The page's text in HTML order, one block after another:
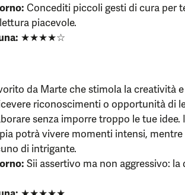
Concediti piccoli gesti di cura per
piacevole.
★★★★☆
da Marte che stimola la creatività
riconoscimenti o opportunità di
senza imporre troppo le tue idee.
potrà vivere momenti intensi,
di intrigante.
Sii assertivo ma non aggressivo: